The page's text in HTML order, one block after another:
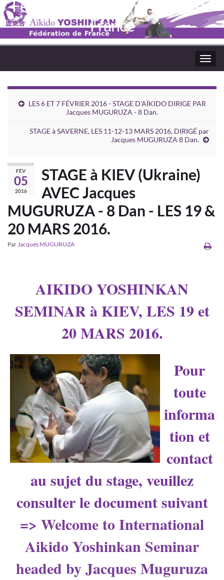
Fédération Aïkido Yoshinkaï de
France
LES 6 ET 7 FÉVRIER 2016 - STAGE D’AÏKIDO DIRIGE PAR
Jacques MUGURUZA - 8 Dan.
STAGE à SAVERNE, LES 11-12-13 MARS 2016, DIRIGÉ par
Jacques MUGURUZA 8 Dan.
FÉV
05
2016
STAGE à KIEV (Ukraine)
AVEC Jacques
MUGURUZA - 8 Dan - LES 19 &
20 MARS 2016.
ParJacques MUGURUZA
AIKIDO YOSHINKAN
SEMINAR à KIEV, LES 19 et
20 MARS 2016.
Pour
toute
informa
tion et
contact
au sujet du stage, veuillez
consulter le document suivant
=> Welcome to International
Aikido Yoshinkan Seminar
headed by Jacques Muguruza